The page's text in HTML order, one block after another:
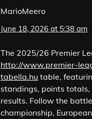
MarioMeero
June 18, 2026 at 5:38 am
The 2025/26 Premier
http://www.premier-
tabella.hu table,
standings, points
results. Follow the
championship,